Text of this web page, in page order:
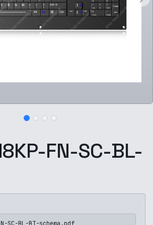
FN-SC-BL-